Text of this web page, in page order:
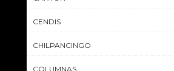
CENDIS
CHILPANCINGO
COLUMNAS